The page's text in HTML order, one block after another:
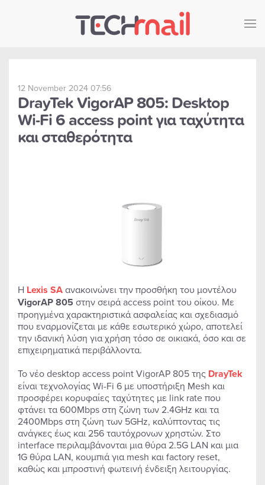
Skip to main content
12 November 2024 07:56
DrayTek VigorAP 805: Desktop
Wi-Fi 6 access point για ταχύτητα
και σταθερότητα
Η Lexis SAανακοινώνει την προσθήκη του μοντέλου
VigorAP 805 στην σειρά access point του οίκου. Με
προηγμένα χαρακτηριστικά ασφαλείας και σχεδιασμό
που εναρμονίζεται με κάθε εσωτερικό χώρο, αποτελεί
την ιδανική λύση για χρήση τόσο σε οικιακά, όσο και σε
επιχειρηματικά περιβάλλοντα.
Το νέο desktop access point VigorAP 805 της DrayTek
είναι τεχνολογίας Wi-Fi 6 με υποστήριξη Mesh και
προσφέρει κορυφαίες ταχύτητες με link rate που
φτάνει τα 600Mbps στη ζώνη των 2.4GHz και τα
2400Mbps στη ζώνη των 5GHz, καλύπτοντας τις
ανάγκες έως και 256 ταυτόχρονων χρηστών. Στο
interface περιλαμβάνονται μια θύρα 2.5G LAN και μια
1G θύρα LAN, κουμπιά για mesh και factory reset,
καθώς και μπροστινή φωτεινή ένδειξη λειτουργίας.